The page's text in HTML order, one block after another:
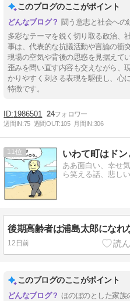
このブログのここがポイント
闘う意志と社会への
多彩なテーマを鋭く切り取る政治、
事は、代表的な抗議活動や言論の衝
現場の空気や背後の思惑を見据えて
歪みを問い直す内容も交えながら、
かりやすく刺さる表現を駆使し、心
特徴です。
1986501 24
週間IN:75 週間OUT:105 月間IN:306
11 いわて町はドン
ああ面白い、幸せ
ら笑える話、悲し
後期高齢者は浦島太郎になれ
12日前
このブログのここがポイント
ほのぼのとした家族